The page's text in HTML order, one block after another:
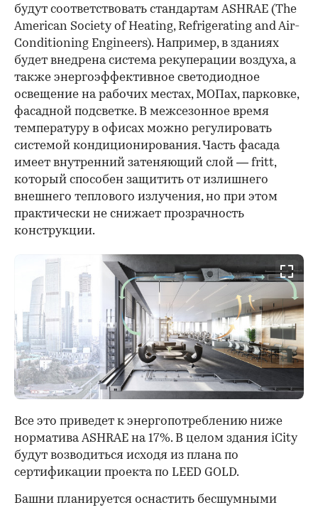
будут соответствовать стандартам ASHRAE (The
American Society of Heating, Refrigerating and Air-
Conditioning Engineers). Например, в зданиях
будет внедрена система рекуперации воздуха, а
также энергоэффективное светодиодное
освещение на рабочих местах, МОПах, парковке,
фасадной подсветке. В межсезонное время
температуру в офисах можно регулировать
системой кондиционирования. Часть фасада
имеет внутренний затеняющий слой — fritt,
который способен защитить от излишнего
внешнего теплового излучения, но при этом
практически не снижает прозрачность
конструкции.
Все это приведет к энергопотреблению ниже
норматива ASHRAE на 17%. В целом здания iCity
будут возводиться исходя из плана по
сертификации проекта по LEED GOLD.
Башни планируется оснастить бесшумными